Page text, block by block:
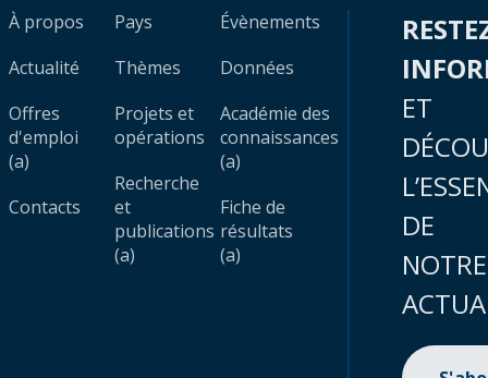
À propos
Actualité
Offres
d'emploi
(a)
Contacts
Pays
Thèmes
Projets et
opérations
Recherche
et
publications
(a)
Évènements
Données
Académie des
connaissances
(a)
Fiche de
résultats
(a)
ET
DE
NOTRE